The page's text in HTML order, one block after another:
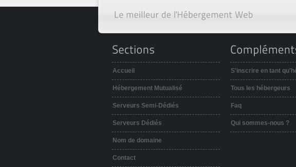
Accueil
Hébergement Mutualisé
Serveurs Semi-Dédiés
Serveurs Dédiés
Nom de domaine
Contact
S'inscrire en tant
Tous les hébergeurs
Faq
Qui sommes-nous ?